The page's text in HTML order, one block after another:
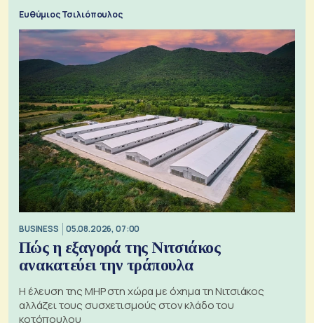
Ευθύμιος Τσιλιόπουλος
BUSINESS 05.08.2026, 07:00
Πώς η εξαγορά της Νιτσιάκος
ανακατεύει την τράπουλα
H έλευση της MHP στη χώρα με όχημα τη Νιτσιάκος
αλλάζει τους συσχετισμούς στον κλάδο του
κοτόπουλου